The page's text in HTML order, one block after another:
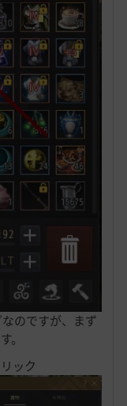
のですが、まず
。
ック